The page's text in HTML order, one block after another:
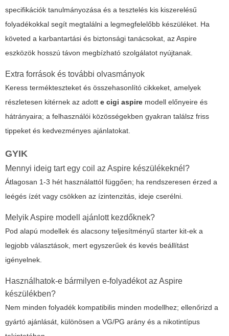
specifikációk tanulmányozása és a tesztelés kis kiszerelésű
folyadékokkal segít megtalálni a legmegfelelőbb készüléket. Ha
követed a karbantartási és biztonsági tanácsokat, az Aspire
eszközök hosszú távon megbízható szolgálatot nyújtanak.
Extra források és további olvasmányok
Keress termékteszteket és összehasonlító cikkeket, amelyek
részletesen kitérnek az adott e cigi aspire modell előnyeire és
hátrányaira; a felhasználói közösségekben gyakran találsz friss
tippeket és kedvezményes ajánlatokat.
GYIK
Mennyi ideig tart egy coil az Aspire készülékeknél?
Átlagosan 1-3 hét használattól függően; ha rendszeresen érzed a
leégés ízét vagy csökken az ízintenzitás, ideje cserélni.
Melyik Aspire modell ajánlott kezdőknek?
Pod alapú modellek és alacsony teljesítményű starter kit-ek a
legjobb választások, mert egyszerűek és kevés beállítást
igényelnek.
Használhatok-e bármilyen e-folyadékot az Aspire
készülékben?
Nem minden folyadék kompatibilis minden modellhez; ellenőrizd a
gyártó ajánlását, különösen a VG/PG arány és a nikotintípus